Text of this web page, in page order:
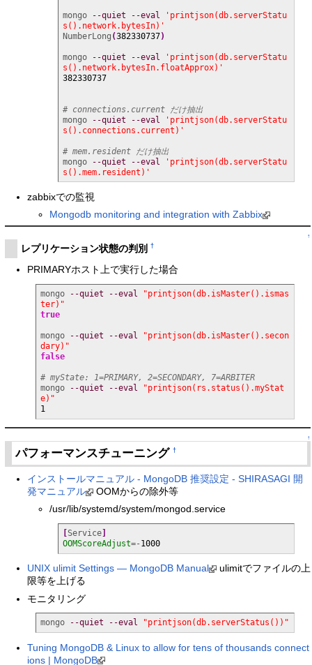
mongo --quiet --eval
'printjson(db.serverStatu
s().network.bytesIn)'
NumberLong (382330737)
mongo --quiet --eval
'printjson(db.serverStatu
s().network.bytesIn.floatApprox)'
382330737
# connections.current だけ抽出
mongo
--quiet --eval
'printjson(db.serverStatu
s().connections.current)'
# mem.resident だけ抽出
mongo
--quiet --eval
'printjson(db.serverStatu
s().mem.resident)'
zabbixでの監視
Mongodb monitoring and integration with Zabbix
↑
レプリケーション状態の判別 †
PRIMARYホスト上で実行した場合
mongo --quiet --eval
"printjson(db.isMaster().ismas
ter)"
true
mongo --quiet --eval
"printjson(db.isMaster().secon
dary)"
false
# myState: 1=PRIMARY, 2=SECONDARY, 7=ARBITER
mongo
--quiet --eval
"printjson(rs.status().myStat
e)"
1
↑
パフォーマンスチューニング†
インストールマニュアル - MongoDB 推奨設定 - SHIRASAGI 開
発マニュアル
OOMからの除外等
/usr/lib/systemd/system/mongod.service
Service]
OOMScoreAdjust=- 1000
UNIX ulimit Settings — MongoDB Manual
ulimitでファイルの上
限等を上げる
モニタリング
mongo --quiet --eval "printjson(db.serverStatus())"
Tuning MongoDB & Linux to allow for tens of thousands connect
ions | MongoDB